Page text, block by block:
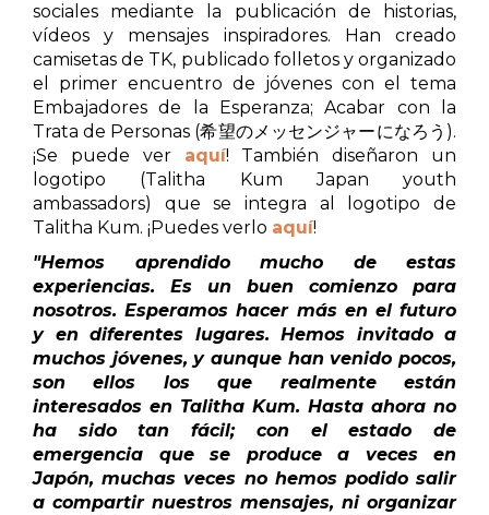
sociales mediante la publicación de historias,
vídeos y mensajes inspiradores. Han creado
camisetas de TK, publicado folletos y organizado
el primer encuentro de jóvenes con el tema
Embajadores de la Esperanza; Acabar con la
Trata de Personas (希望のメッセンジャーになろう).
¡Se puede ver aquí! También diseñaron un
logotipo (Talitha Kum Japan youth
ambassadors) que se integra al logotipo de
Talitha Kum. ¡Puedes verlo aquí!
"Hemos aprendido mucho de estas
experiencias. Es un buen comienzo para
nosotros. Esperamos hacer más en el futuro
y en diferentes lugares. Hemos invitado a
muchos jóvenes, y aunque han venido pocos,
son ellos los que realmente están
interesados en Talitha Kum. Hasta ahora no
ha sido tan fácil; con el estado de
emergencia que se produce a veces en
Japón, muchas veces no hemos podido salir
a compartir nuestros mensajes, ni organizar